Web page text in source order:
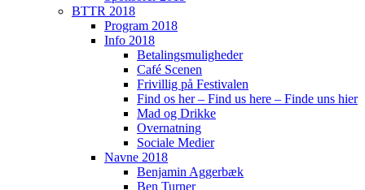
BTTR 2018
Program 2018
Info 2018
Betalingsmuligheder
Café Scenen
Frivillig på Festivalen
Find os her – Find us here – Finde uns hier
Mad og Drikke
Overnatning
Sociale Medier
Navne 2018
Benjamin Aggerbæk
Ben Turner